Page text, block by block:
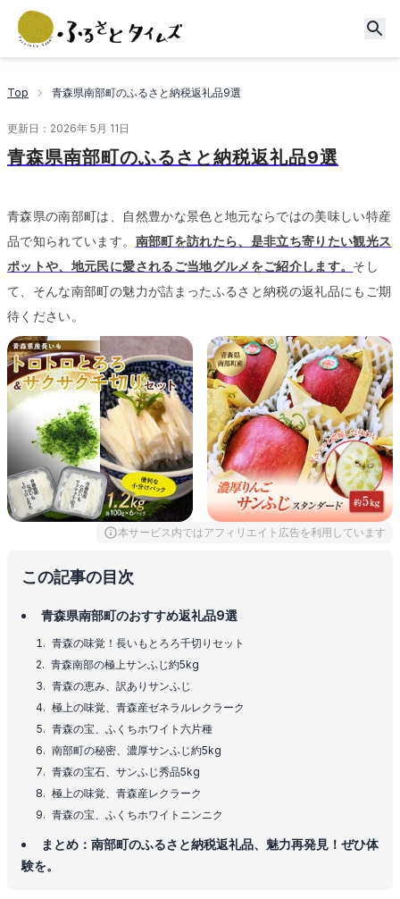
Top 青森県南部町のふるさと納税返礼品9選
更新日： 2026年 5月 11日
青森県南部町のふるさと納税返礼品9選
青森県の南部町は、自然豊かな景色と地元ならではの美味しい特産
品で知られています。 南部町を訪れたら、是非立ち寄りたい観光ス
ポットや、地元民に愛されるご当地グルメをご紹介します。 そし
て、そんな南部町の魅力が詰まったふるさと納税の返礼品にもご期
待ください。
本サービス内ではアフィリエイト広告を利用しています
この記事の目次
青森県南部町のおすすめ返礼品9選
青森の味覚！長いもとろろ千切りセット
青森南部の極上サンふじ約5kg
青森の恵み、訳ありサンふじ
極上の味覚、青森産ゼネラルレクラーク
青森の宝、ふくちホワイト六片種
南部町の秘密、濃厚サンふじ約5kg
青森の宝石、サンふじ秀品5kg
極上の味覚、青森産レクラーク
青森の宝、ふくちホワイトニンニク
まとめ：南部町のふるさと納税返礼品、魅力再発見！ぜひ体
験を。